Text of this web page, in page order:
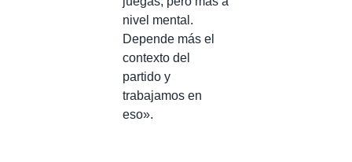
nivel mental.
Depende más el
contexto del
partido y
trabajamos en
eso».